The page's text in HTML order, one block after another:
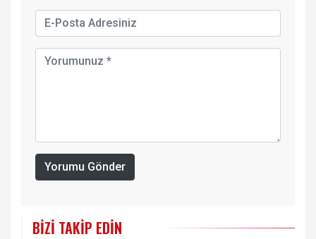
Yorumu Gönder
BIZI TAKIP EDIN